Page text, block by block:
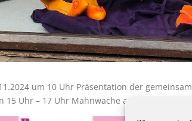
um 10 Uhr Präsentation der
15 Uhr – 17 Uhr Mahnwache am Marienplatz